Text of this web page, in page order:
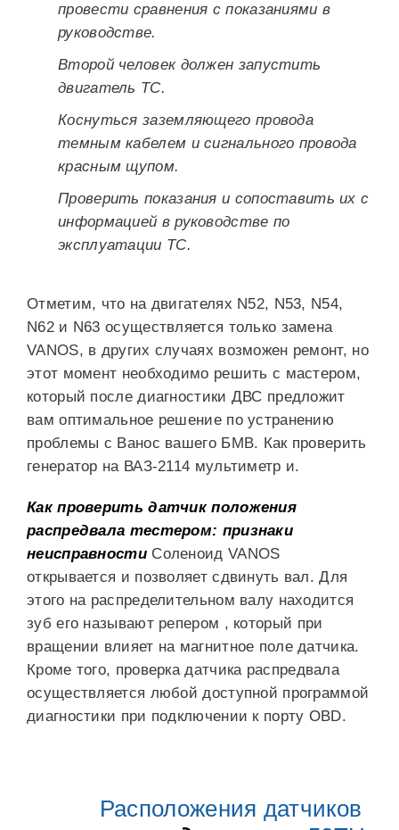
провести сравнения с показаниями в
руководстве.
Второй человек должен запустить
двигатель ТС.
Коснуться заземляющего провода
темным кабелем и сигнального провода
красным щупом.
Проверить показания и сопоставить их с
информацией в руководстве по
эксплуатации ТС.
Отметим, что на двигателях N52, N53, N54,
N62 и N63 осуществляется только замена
VANOS, в других случаях возможен ремонт, но
этот момент необходимо решить с мастером,
который после диагностики ДВС предложит
вам оптимальное решение по устранению
проблемы с Ванос вашего БМВ. Как проверить
генератор на ВАЗ-2114 мультиметр и.
Как проверить датчик положения
распредвала тестером: признаки
неисправностиСоленоид VANOS
открывается и позволяет сдвинуть вал. Для
этого на распределительном валу находится
зуб его называют репером , который при
вращении влияет на магнитное поле датчика.
Кроме того, проверка датчика распредвала
осуществляется любой доступной программой
диагностики при подключении к порту OBD.
Расположения датчиков